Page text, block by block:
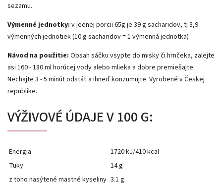
sezamu.
Výmenné jednotky: v jednej porcii 65g je 39 g sacharidov, tj 3,9
výmenných jednotiek (10 g sacharidov = 1 výmenná jednotka)
Návod na použitie: Obsah sáčku vsypte do misky či hrnčeka, zalejte
asi 160 - 180 ml horúcej vody alebo mlieka a dobre premiešajte.
Nechajte 3 - 5 minút odstáť a ihneď konzumujte. Vyrobené v Českej
republike.
VÝŽIVOVÉ ÚDAJE V 100 G:
Energia
1720 kJ/410 kcal
Tuky
14 g
z toho nasýtené mastné kyseliny 3.1 g